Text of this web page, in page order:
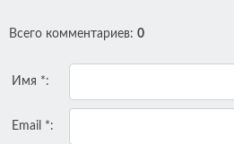
Всего комментариев: 0
Имя *:
Email *: